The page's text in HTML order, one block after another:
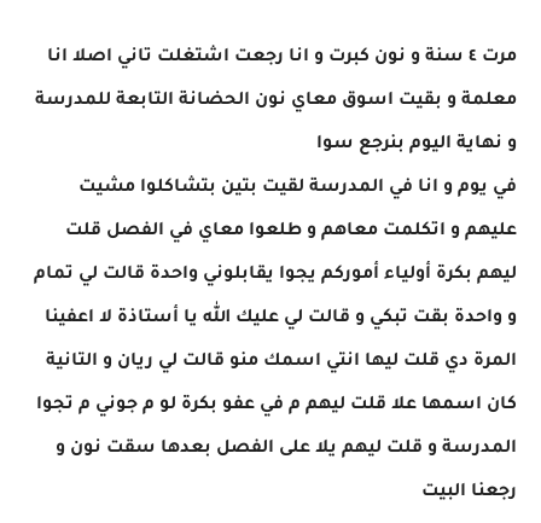
مرت ٤ سنة و نون كبرت و انا رجعت اشتغلت تاني اصلا انا
معلمة و بقيت اسوق معاي نون الحضانة التابعة للمدرسة
و نهاية اليوم بنرجع سوا
في يوم و انا في المدرسة لقيت بتين بتشاكلوا مشيت
عليهم و اتكلمت معاهم و طلعوا معاي في الفصل قلت
ليهم بكرة أولياء أموركم يجوا يقابلوني واحدة قالت لي تمام
و واحدة بقت تبكي و قالت لي عليك الله يا أستاذة لا اعفينا
المرة دي قلت ليها انتي اسمك منو قالت لي ريان و التانية
كان اسمها علا قلت ليهم م في عفو بكرة لو م جوني م تجوا
المدرسة و قلت ليهم يلا على الفصل بعدها سقت نون و
رجعنا البيت